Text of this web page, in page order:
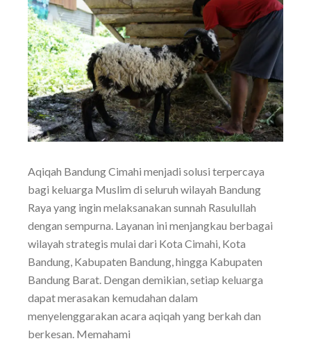
Aqiqah Bandung Cimahi menjadi solusi terpercaya
bagi keluarga Muslim di seluruh wilayah Bandung
Raya yang ingin melaksanakan sunnah Rasulullah
dengan sempurna. Layanan ini menjangkau berbagai
wilayah strategis mulai dari Kota Cimahi, Kota
Bandung, Kabupaten Bandung, hingga Kabupaten
Bandung Barat. Dengan demikian, setiap keluarga
dapat merasakan kemudahan dalam
menyelenggarakan acara aqiqah yang berkah dan
berkesan. Memahami